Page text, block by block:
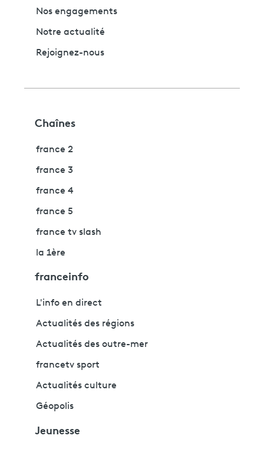
Nos engagements
Notre actualité
Rejoignez-nous
Chaînes
france 2
france 3
france 4
france 5
france tv slash
la 1ère
franceinfo
L'info en direct
Actualités des régions
Actualités des outre-mer
francetv sport
Actualités culture
Géopolis
Jeunesse